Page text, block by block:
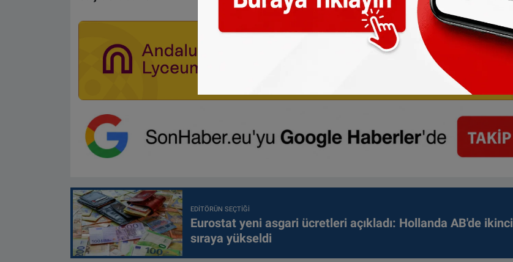
EDITÖRÜN SEÇTIĞI
Eurostat yeni asgari ücretleri açıkladı: Hollanda AB'de ikinci
sıraya yükseldi